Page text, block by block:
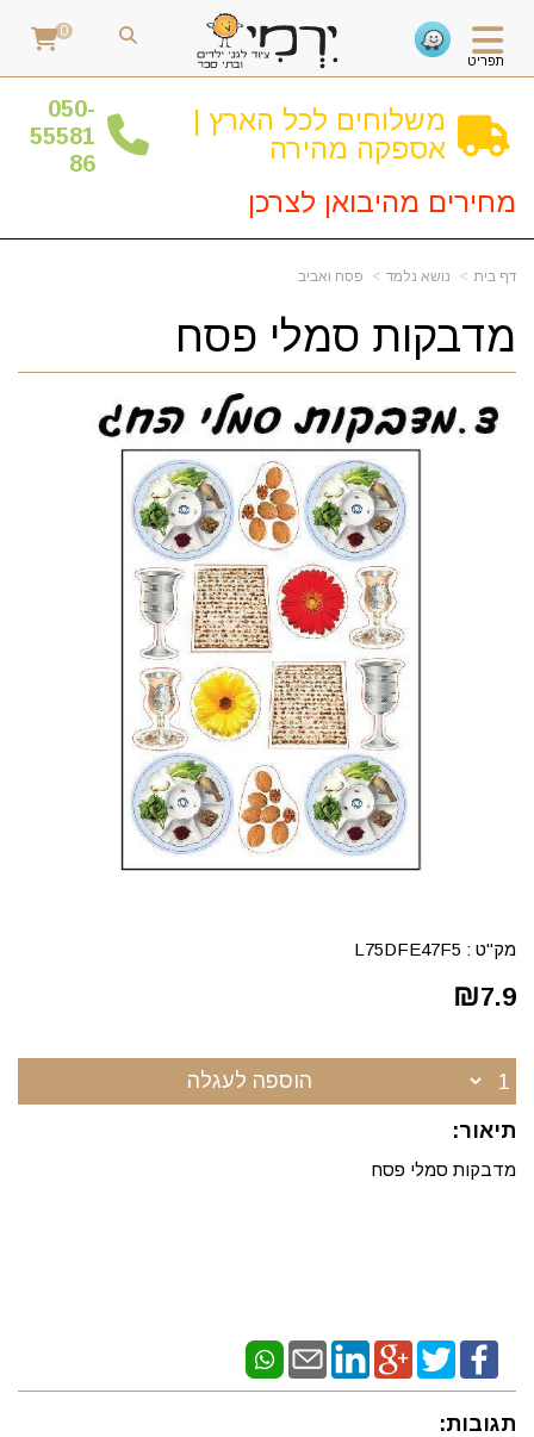
תפריט
0
משלוחים לכל הארץ |
אספקה מהירה
050-
55581
86
מחירים מהיבואן לצרכן
דף בית נושא נלמד פסח ואביב
מדבקות סמלי פסח
מק"ט : L75DFE47F5
₪7.9
הוספה לעגלה
תיאור:
מדבקות סמלי פסח
תגובות: